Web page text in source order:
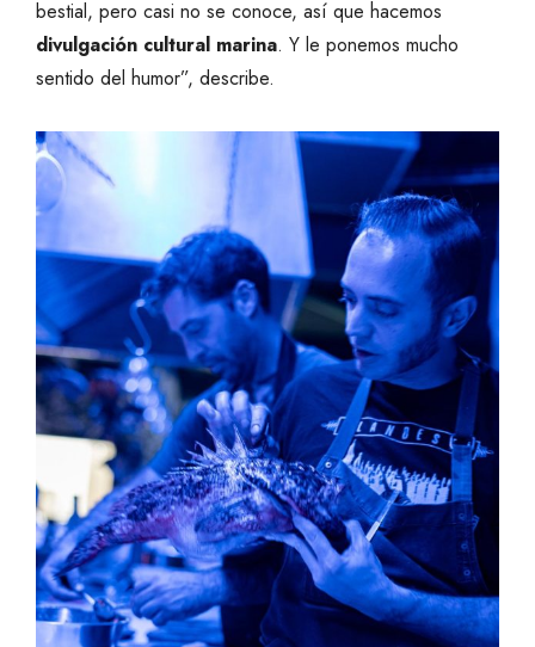
bestial, pero casi no se conoce, así que hacemos
divulgación cultural marina. Y le ponemos mucho
sentido del humor”, describe.